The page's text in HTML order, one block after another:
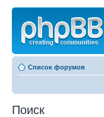
Список форумов
Поиск